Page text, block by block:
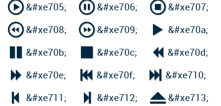
&#xe705; &#xe706; &#xe707;
&#xe708; &#xe709;  &#xe70a;
 &#xe70b;  &#xe70c;  &#xe70d;
 &#xe70e;  &#xe70f;  &#xe710;
 &#xe711;  &#xe712; &#xe713;